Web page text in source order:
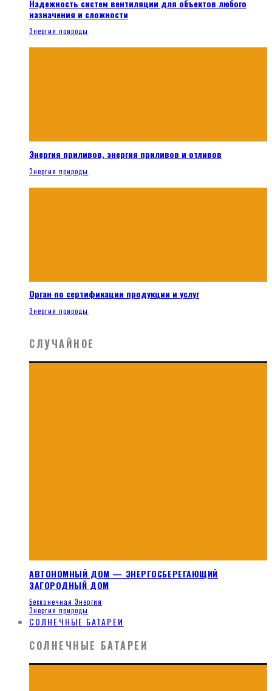
Надежность систем вентиляции для объектов любого
назначения и сложности
Энергия природы
Энергия приливов, энергия приливов и отливов
Энергия природы
Орган по сертификации продукции и услуг
Энергия природы
СЛУЧАЙНОЕ
АВТОНОМНЫЙ ДОМ — ЭНЕРГОСБЕРЕГАЮЩИЙ
ЗАГОРОДНЫЙ ДОМ
Бесконечная Энергия
Энергия природы
СОЛНЕЧНЫЕ БАТАРЕИ
СОЛНЕЧНЫЕ БАТАРЕИ